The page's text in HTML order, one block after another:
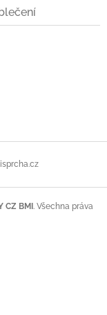
CZ BMI . Všechna práva